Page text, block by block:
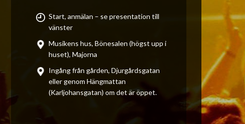
Start, anmälan – se presentation till
vänster
Musikens hus, Bönesalen (högst upp i
huset), Majorna
Ingång från gården, Djurgårdsgatan
eller genom Hängmattan
(Karljohansgatan) om det är öppet.